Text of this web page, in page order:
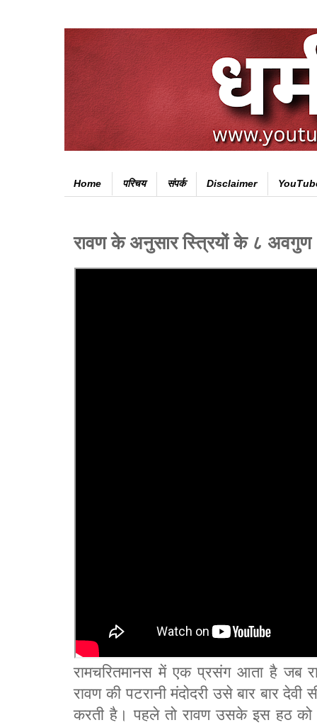
Home परिचय संपर्क Disclaimer
रावण के अनुसार स्त्रियों के ८ अवगुण
रामचरितमानस में एक प्रसंग आता है जब
रावण की पटरानी मंदोदरी उसे बार बार देवी
करती है। पहले तो रावण उसके इस हठ को